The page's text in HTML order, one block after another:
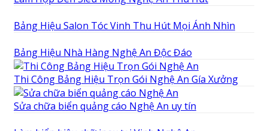
Bảng Hiệu Salon Tóc Vinh Thu Hút Mọi Ánh Nhìn
Bảng Hiệu Nhà Hàng Nghệ An Độc Đáo
Thi Công Bảng Hiệu Trọn Gói Nghệ An Gía Xưởng
Sửa chữa biển quảng cáo Nghệ An uy tín